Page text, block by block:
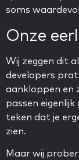
soms
Onze
Wij zeggen dit
developers
aankloppen en
passen
teken dat je
zien.
Maar wij